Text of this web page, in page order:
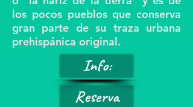
los pocos pueblos que conserva
gran parte de su traza urbana
prehispánica original.
Info:
Reserva